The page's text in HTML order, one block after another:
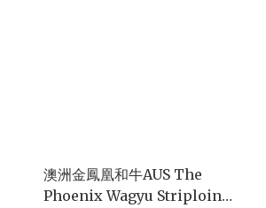
澳洲金鳳凰和牛AUS The
Phoenix Wagyu Striploin